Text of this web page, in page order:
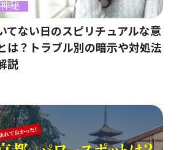
神秘
てない日のスピリチュアルな意
は？トラブル別の暗示や対処法
説